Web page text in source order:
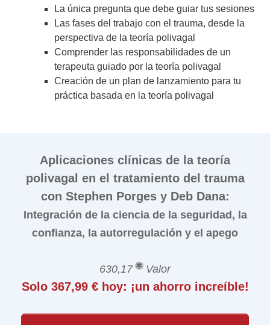
La única pregunta que debe guiar tus sesiones
Las fases del trabajo con el trauma, desde la
perspectiva de la teoría polivagal
Comprender las responsabilidades de un
terapeuta guiado por la teoría polivagal
Creación de un plan de lanzamiento para tu
práctica basada en la teoría polivagal
Aplicaciones clínicas de la teoría
polivagal en el tratamiento del trauma
con Stephen Porges y Deb Dana:
Integración de la ciencia de la seguridad, la
confianza, la autorregulación y el apego
630,17 Valor
Solo 367,99 € hoy: ¡un ahorro increíble!